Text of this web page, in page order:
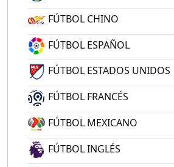
FÚTBOL CHINO
FÚTBOL ESPAÑOL
FÚTBOL ESTADOS UNIDOS
FÚTBOL FRANCÉS
FÚTBOL MEXICANO
FÚTBOL INGLÉS